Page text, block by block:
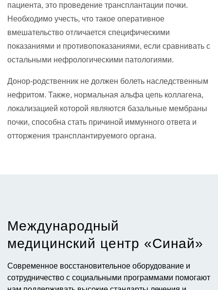
пациента, это проведение трансплантации почки.
Необходимо учесть, что такое оперативное
вмешательство отличается специфическими
показаниями и противопоказаниями, если сравнивать с
остальными нефрологическими патологиями.
Донор-родственник не должен болеть наследственным
нефритом. Также, нормальная альфа цепь коллагена,
локализацией которой являются базальные мембраны
почки, способна стать причиной иммунного ответа и
отторжения трансплантируемого органа.
Международный
медицинский центр «Синай»​
Современное восстановительное оборудование и
сотрудничество с социальными программами помогают